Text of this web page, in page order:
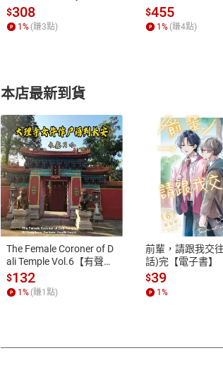
付款方式
ATM轉帳、信用卡、LINE PAY、AFTEE
發】【電子書】
$308
1% (賺3點)
$455
1% (賺4點)
本店最新到貨
The Female Coroner of D
ali Temple Vol.6【有聲
書】
$132
1 % (賺1 點)
前輩，請跟我交
話)完【電子書】
$39
1 %